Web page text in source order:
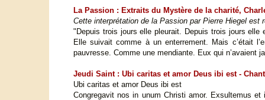
La Passion : Extraits du Mystère de la charité,
Cette interprétation de la Passion par Pierre Hiegel est
"Depuis trois jours elle pleurait. Depuis trois jours
Elle suivait comme à un enterrement. Mais c’était
pauvresse. Comme une mendiante. Eux qui n’avaient
Jeudi Saint : Ubi caritas et amor Deus ibi est -
Ubi caritas et amor Deus ibi est
Congregavit nos in unum Christi amor. Exsultemus